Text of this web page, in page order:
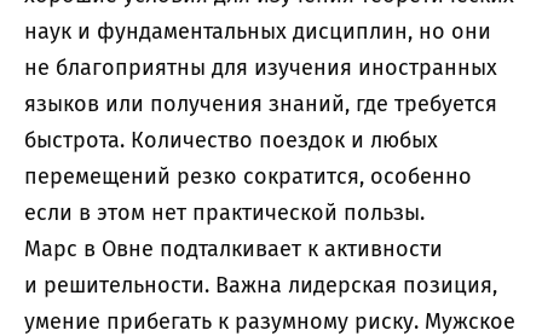
наук и фундаментальных дисциплин, но они
не благоприятны для изучения иностранных
языков или получения знаний, где требуется
быстрота. Количество поездок и любых
перемещений резко сократится, особенно
если в этом нет практической пользы.
Марс в Овне подталкивает к активности
и решительности. Важна лидерская позиция,
умение прибегать к разумному риску. Мужское